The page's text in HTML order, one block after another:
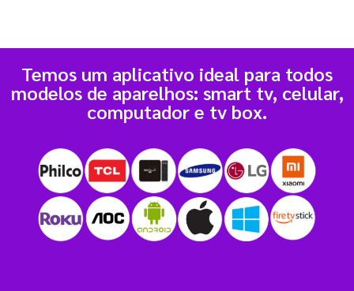
Temos um aplicativo ideal para todos
modelos de aparelhos: smart tv, celular,
computador e tv box.